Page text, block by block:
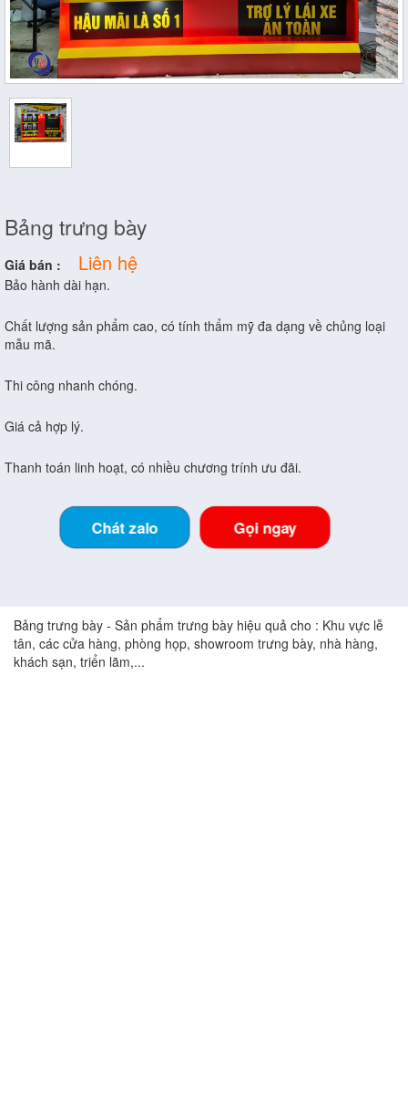
Bảng trưng bày
Giá bán : Liên hệ
Bảo hành dài hạn.
Chất lượng sản phẩm cao, có tính thẩm mỹ đa dạng về chủng loại
mẫu mã.
Thi công nhanh chóng.
Giá cả hợp lý.
Thanh toán linh hoạt, có nhiều chương trính ưu đãi.
Chát zalo Gọi ngay
Bảng trưng bày - Sản phẩm trưng bày hiệu quả cho : Khu vực lễ
tân, các cửa hàng, phòng họp, showroom trưng bày, nhà hàng,
khách sạn, triển lãm,...